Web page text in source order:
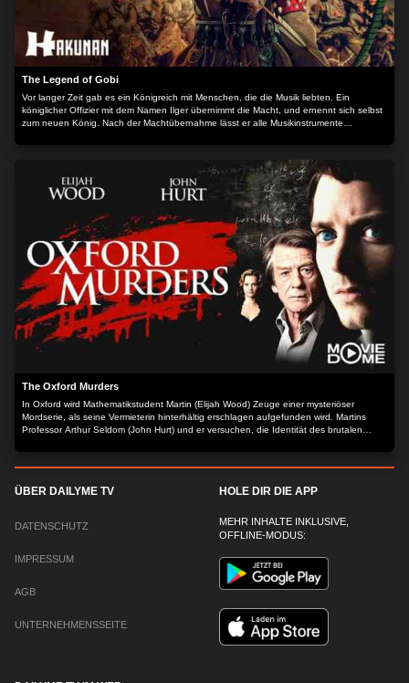
The Legend of Gobi
Vor langer Zeit gab es ein Königreich mit Menschen, die die Musik liebten. Ein
königlicher Offizier mit dem Namen Ilger übernimmt die Macht, und ernennt sich selbst
zum neuen König. Nach der Machtübernahme lässt er alle Musikinstrumente
Obwohl der neue König allmächtig scheint, hat er keinen Thronerben. Aus diesem
Grund lässt er die Prinzessin Egeerel entführen und in seinen Palast bringen. Mit der
Ankunft der Prinzessin beginnen jedoch unerwartete Ereignisse… Der Inhalt wird
bereitgestellt von: PLAION PICTURES GmbH, Lochhamer Str. 9, 82152
Planegg/München
The Oxford Murders
In Oxford wird Mathematikstudent Martin (Elijah Wood) Zeuge einer mysteriöser
Mordserie, als seine Vermieterin hinterhältig erschlagen aufgefunden wird. Martins
Professor Arthur Seldom (John Hurt) und er versuchen, die Identität des brutalen
rätselhaften Symbolen, hinter denen die beiden eine logische Gleichung vermuten,
die sie auf die richtige Spur bringen soll. Doch bei der Lösung des ausgeklügelten,
Vorstellungskraft liegt. Der Inhalt wird bereitgestellt von: PLAION PICTURES GmbH,
ÜBER DAILYME TV
DATENSCHUTZ
IMPRESSUM
AGB
UNTERNEHMENSSEITE
HOLE DIR DIE APP
MEHR INHALTE INKLUSIVE,
OFFLINE-MODUS: